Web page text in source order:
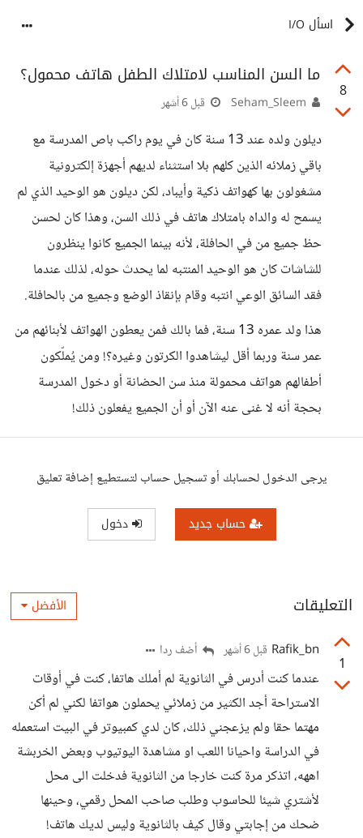
اسأل I/O
8
ما السن المناسب لامتلاك الطفل هاتف محمول؟
قبل 6 أشهر
ديلون ولده عند 13 سنة كان في يوم راكب باص المدرسة مع
باقي زملائه الذين كلهم بلا استثناء لديهم أجهزة إلكترونية
مشغولون بها كهواتف ذكية وأيباد، لكن ديلون هو الوحيد الذي لم
يسمح له والداه بامتلاك هاتف في ذلك السن، وهذا كان لحسن
حظ جميع من في الحافلة، لأنه بينما الجميع كانوا ينظرون
للشاشات كان هو الوحيد المنتبه لما يحدث حوله، لذلك عندما​
فقد السائق الوعي انتبه وقام بإنقاذ الوضع وجميع من بالحافلة.
هذا ولد عمره 13 سنة، فما بالك فمن يعطون الهواتف لأبنائهم من
عمر سنة وربما أقل ليشاهدوا الكرتون وغيره؟! ومن يُملّكون
أطفالهم هواتف محمولة منذ سن الحضانة أو دخول المدرسة
بحجة أنه لا غنى عنه الآن أو أن الجميع يفعلون ذلك! ​
يرجى الدخول لحسابك أو تسجيل حساب لتستطيع إضافة تعليق
حساب جديد دخول
التعليقات الأفضل
1
Rafik_bn قبل 6 أشهر أضف ردا
عندما كنت أدرس في الثانوية لم أملك هاتفا، كنت في أوقات
الاستراحة أجد الكثير من زملائي يحملون هواتفا لكني لم أكن
مهتما حقا ولم يزعجني ذلك، كان لدي كمبيوتر في البيت استعمله
في الدراسة واحيانا اللعب او مشاهدة اليوتيوب وبعض الخربشة
اههه، اتذكر مرة كنت خارجا من الثانوية فدخلت الى محل
لأشتري شيئا للحاسوب وطلب صاحب المحل رقمي، وحينها
ضحك من إجابتي وقال كيف بالثانوية وليس لديك هاتف!